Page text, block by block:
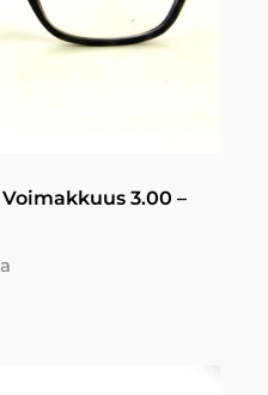
Voimakkuus 3.00 –